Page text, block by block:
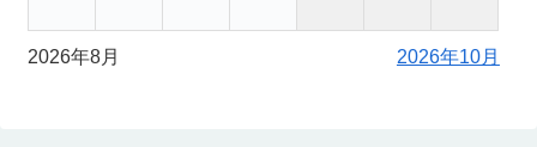
2026年8月 2026年10月